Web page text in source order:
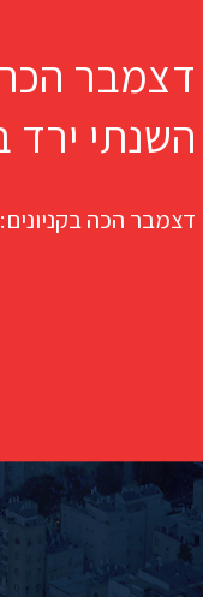
דצמבר הכה
השנתי ירד ב-
דצמבר הכה בקניונים: